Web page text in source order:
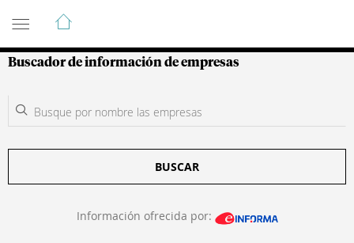
Guía de Empresas Colombianas
Buscador de información de empresas
BUSCAR
Información ofrecida por: